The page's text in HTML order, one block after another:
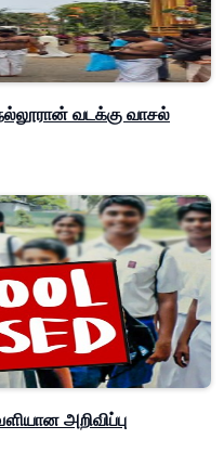
வடக்கு வாசல்
அறிவிப்பு